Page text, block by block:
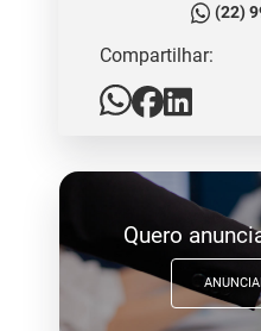
(22)
Compartilhar:
Quero